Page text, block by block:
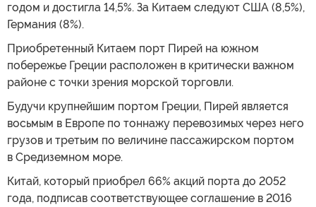
годом и достигла 14,5%. За Китаем следуют США (8,5%),
Германия (8%).
Приобретенный Китаем порт Пирей на южном
побережье Греции расположен в критически важном
районе с точки зрения морской торговли.
Будучи крупнейшим портом Греции, Пирей является
восьмым в Европе по тоннажу перевозимых через него
грузов и третьим по величине пассажирском портом
в Средиземном море.
Китай, который приобрел 66% акций порта до 2052
года, подписав соответствующее соглашение в 2016